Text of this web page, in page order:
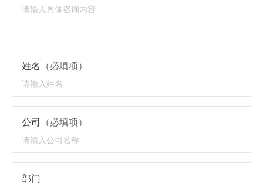
姓名 （必填项）
公司 （必填项）
部门